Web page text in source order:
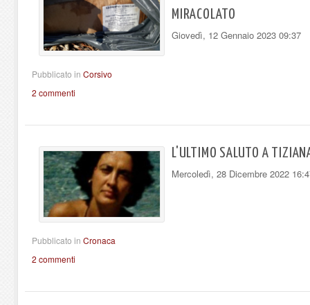
MIRACOLATO
Giovedì, 12 Gennaio 2023 09:37
Pubblicato in Corsivo
2 commenti
L'ULTIMO SALUTO A
Mercoledì, 28 Dicembre 2022
Pubblicato in Cronaca
2 commenti